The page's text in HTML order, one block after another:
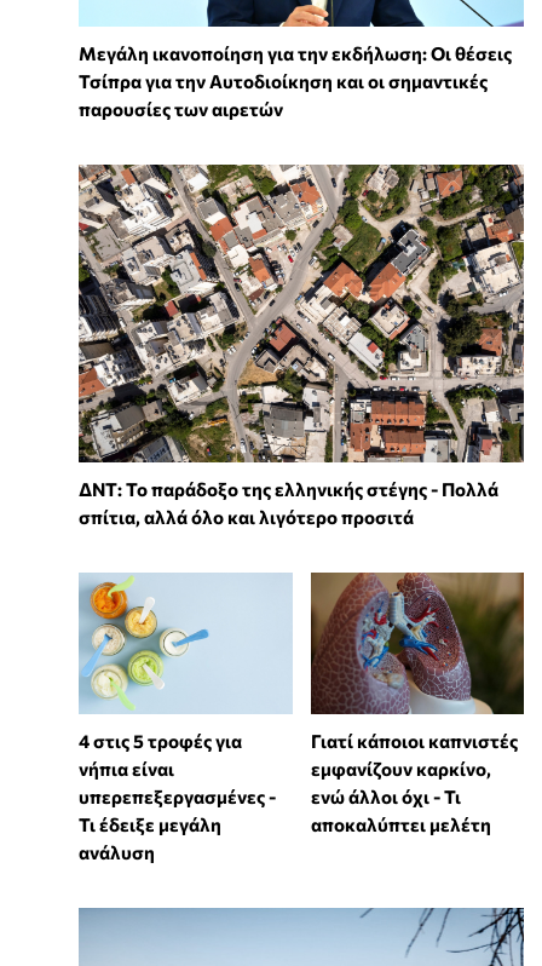
Μεγάλη ικανοποίηση για την εκδήλωση: Οι θέσεις
Τσίπρα για την Αυτοδιοίκηση και οι σημαντικές
παρουσίες των αιρετών
ΔΝΤ: Το παράδοξο της ελληνικής στέγης - Πολλά
σπίτια, αλλά όλο και λιγότερο προσιτά
4 στις 5 τροφές για
νήπια είναι
υπερεπεξεργασμένες -
Τι έδειξε μεγάλη
ανάλυση
Γιατί κάποιοι καπνιστές
εμφανίζουν καρκίνο,
ενώ άλλοι όχι - Τι
αποκαλύπτει μελέτη